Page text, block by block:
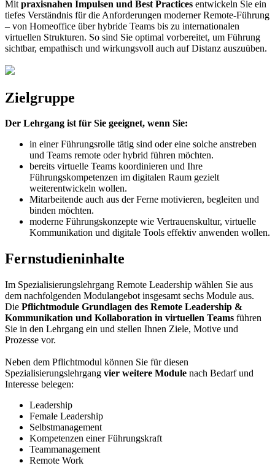
Mit praxisnahen Impulsen und Best Practices entwickeln Sie ein
tiefes Verständnis für die Anforderungen moderner Remote-Führung
– von Homeoffice über hybride Teams bis zu internationalen
virtuellen Strukturen. So sind Sie optimal vorbereitet, um Führung
sichtbar, empathisch und wirkungsvoll auch auf Distanz auszuüben.
Zielgruppe
Der Lehrgang ist für Sie geeignet, wenn Sie:
in einer Führungsrolle tätig sind oder eine solche anstreben
und Teams remote oder hybrid führen möchten.
bereits virtuelle Teams koordinieren und Ihre
Führungskompetenzen im digitalen Raum gezielt
weiterentwickeln wollen.
Mitarbeitende auch aus der Ferne motivieren, begleiten und
binden möchten.
moderne Führungskonzepte wie Vertrauenskultur, virtuelle
Kommunikation und digitale Tools effektiv anwenden wollen.
Fernstudieninhalte
Im Spezialisierungslehrgang Remote Leadership wählen Sie aus
dem nachfolgenden Modulangebot insgesamt sechs Module aus.
Die Pflichtmodule Grundlagen des Remote Leadership &
Kommunikation und Kollaboration in virtuellen Teams führen
Sie in den Lehrgang ein und stellen Ihnen Ziele, Motive und
Prozesse vor.
Neben dem Pflichtmodul können Sie für diesen
Spezialisierungslehrgang vier weitere Module nach Bedarf und
Interesse belegen:
Leadership
Female Leadership
Selbst­management
Kompetenzen einer Führungskraft
Team­management
Remote Work